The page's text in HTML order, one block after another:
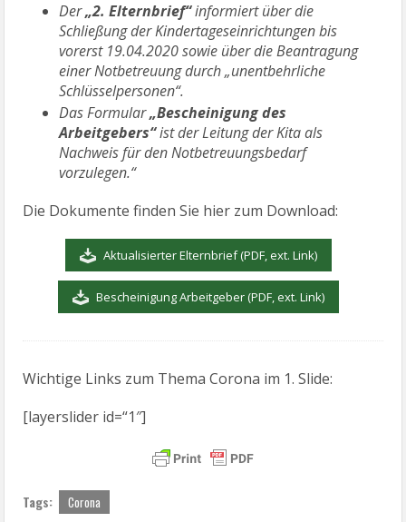
Der„2. Elternbrief“informiert über die
Schließung der Kindertageseinrichtungen bis
vorerst 19.04.2020 sowie über die Beantragung
einer Notbetreuung durch „unentbehrliche
Schlüsselpersonen“.
Das Formular„Bescheinigung des
Arbeitgebers“ist der Leitung der Kita als
Nachweis für den Notbetreuungsbedarf
vorzulegen.“
Die Dokumente finden Sie hier zum Download:
Aktualisierter Elternbrief (PDF, ext. Link)
Bescheinigung Arbeitgeber (PDF, ext. Link)
Wichtige Links zum Thema Corona im 1. Slide:
[layerslider id=“1″]
Tags: Corona